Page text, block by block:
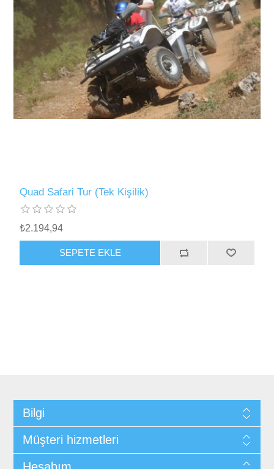
Quad Safari Tur (Tek Kişilik)
₺2.194,94
SEPETE EKLE
Bilgi
Müşteri hizmetleri